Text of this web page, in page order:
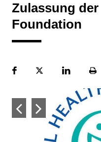
Zulassung
Foundation
FacebookPlattformLinekdIn